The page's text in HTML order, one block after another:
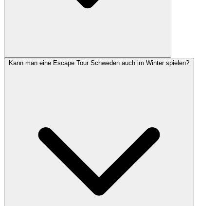
Kann man eine Escape Tour Schweden auch im Winter spielen?